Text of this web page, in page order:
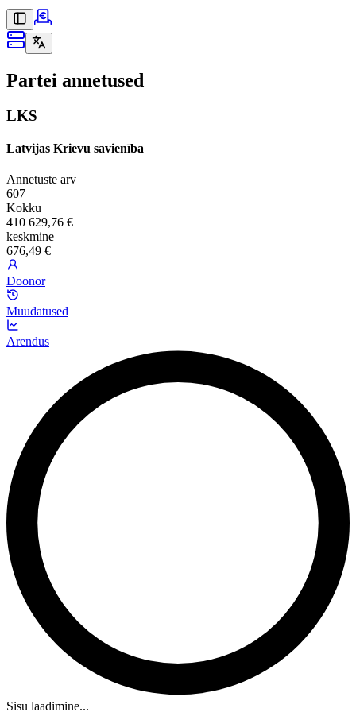
Partei annetused
LKS
Latvijas Krievu savienība
Annetuste arv
607
Kokku
410 629,76 €
keskmine
676,49 €
Doonor
Muudatused
Arendus
Sisu laadimine...